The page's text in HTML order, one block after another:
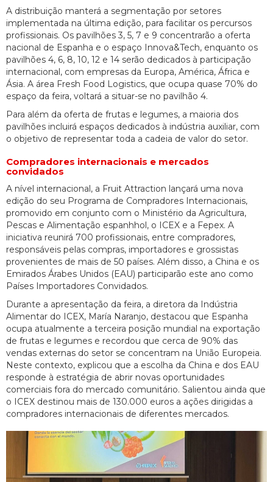
A distribuição manterá a segmentação por setores
implementada na última edição, para facilitar os percursos
profissionais. Os pavilhões 3, 5, 7 e 9 concentrarão a oferta
nacional de Espanha e o espaço Innova&Tech, enquanto os
pavilhões 4, 6, 8, 10, 12 e 14 serão dedicados à participação
internacional, com empresas da Europa, América, África e
Ásia. A área Fresh Food Logistics, que ocupa quase 70% do
espaço da feira, voltará a situar-se no pavilhão 4.
Para além da oferta de frutas e legumes, a maioria dos
pavilhões incluirá espaços dedicados à indústria auxiliar, com
o objetivo de representar toda a cadeia de valor do setor.
Compradores internacionais e mercados
convidados
A nível internacional, a Fruit Attraction lançará uma nova
edição do seu Programa de Compradores Internacionais,
promovido em conjunto com o Ministério da Agricultura,
Pescas e Alimentação espanhhol, o ICEX e a Fepex. A
iniciativa reunirá 700 profissionais, entre compradores,
responsáveis pelas compras, importadores e grossistas
provenientes de mais de 50 países. Além disso, a China e os
Emirados Árabes Unidos (EAU) participarão este ano como
Países Importadores Convidados.
Durante a apresentação da feira, a diretora da Indústria
Alimentar do ICEX, María Naranjo, destacou que Espanha
ocupa atualmente a terceira posição mundial na exportação
de frutas e legumes e recordou que cerca de 90% das
vendas externas do setor se concentram na União Europeia.
Neste contexto, explicou que a escolha da China e dos EAU
responde à estratégia de abrir novas oportunidades
comerciais fora do mercado comunitário. Salientou ainda que
o ICEX destinou mais de 130.000 euros a ações dirigidas a
compradores internacionais de diferentes mercados.